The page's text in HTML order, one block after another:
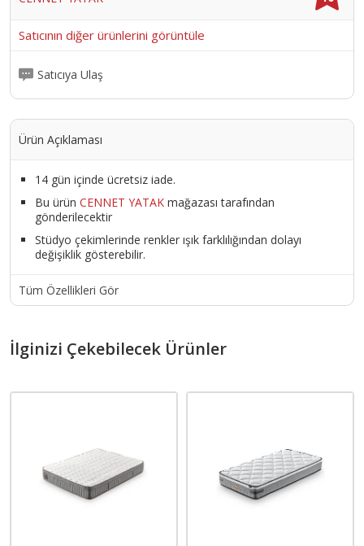
Satıcının diğer ürünlerini görüntüle
Satıcıya Ulaş
Ürün Açıklaması
14 gün içinde ücretsiz iade.
Bu ürün CENNET YATAK mağazası tarafından
gönderilecektir
Stüdyo çekimlerinde renkler ışık farklılığından dolayı
değişiklik gösterebilir.
Tüm Özellikleri Gör
İlginizi Çekebilecek Ürünler